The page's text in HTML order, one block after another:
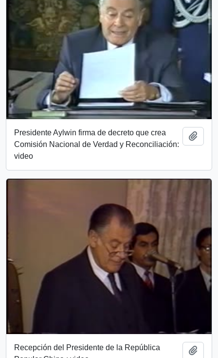
Presidente Aylwin firma de decreto que crea
Comisión Nacional de Verdad y Reconciliación:
video
Recepción del Presidente de la República